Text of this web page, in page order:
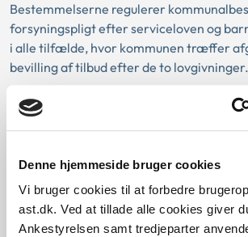
Denne hjemmeside bruger cookies
Vi bruger cookies til at forbedre
ast.dk. Ved at tillade alle cookies giver
Ankestyrelsen samt tredjeparter
Bestemmelserne regulerer
forsyningspligt efter serviceloven og
i alle tilfælde, hvor kommunen træffer
bevilling af tilbud efter de to lovgivninger.
I 2. halvår 2025 vil Ankestyrelsens tilsyn
udtalelsen foretage en stikprøvekontrol
op til forsyningspligten i serviceloven og
Du kan læse den generelle udtalelse og
udtalelser her: